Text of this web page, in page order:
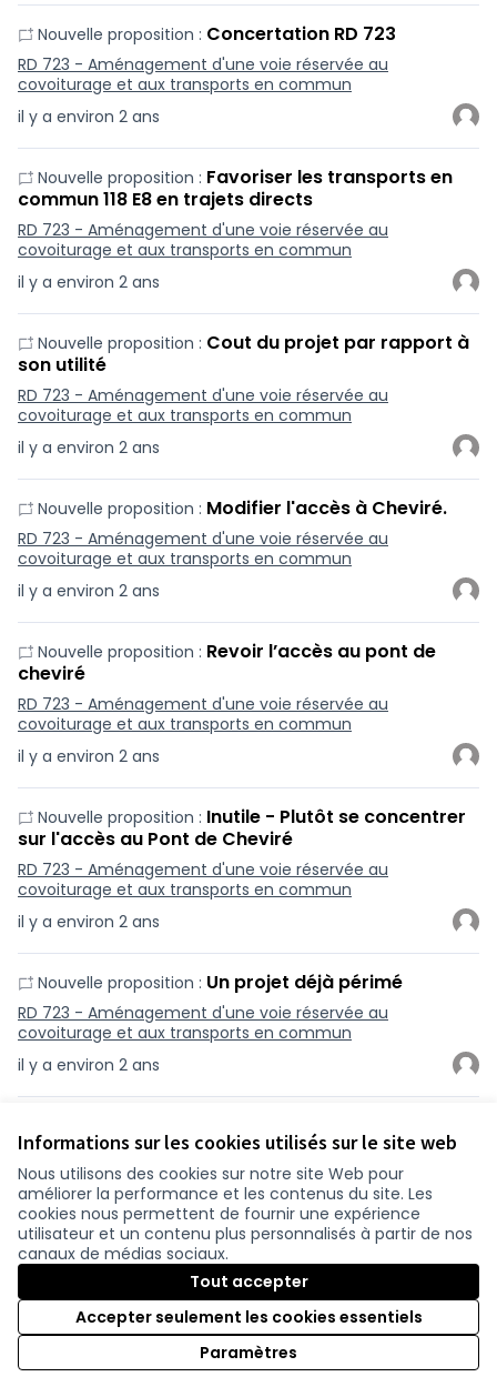
Informations sur les cookies utilisés sur le site web
Nous utilisons des cookies sur notre site Web pour
améliorer la performance et les contenus du site. Les
cookies nous permettent de fournir une expérience
utilisateur et un contenu plus personnalisés à partir de nos
canaux de médias sociaux.
Tout accepter
Accepter seulement les cookies essentiels
Paramètres
il y a environ 2 ans
Nouvelle proposition : Concertation RD 723
RD 723 - Aménagement d'une voie réservée au
covoiturage et aux transports en commun
il y a environ 2 ans
Nouvelle proposition : Favoriser les transports en
commun 118 E8 en trajets directs
RD 723 - Aménagement d'une voie réservée au
covoiturage et aux transports en commun
il y a environ 2 ans
Nouvelle proposition : Cout du projet par rapport à
son utilité
RD 723 - Aménagement d'une voie réservée au
covoiturage et aux transports en commun
il y a environ 2 ans
Nouvelle proposition : Modifier l'accès à Cheviré.
RD 723 - Aménagement d'une voie réservée au
covoiturage et aux transports en commun
il y a environ 2 ans
Nouvelle proposition : Revoir l’accès au pont de
cheviré
RD 723 - Aménagement d'une voie réservée au
covoiturage et aux transports en commun
il y a environ 2 ans
Nouvelle proposition : Inutile - Plutôt se concentrer
sur l'accès au Pont de Cheviré
RD 723 - Aménagement d'une voie réservée au
covoiturage et aux transports en commun
il y a environ 2 ans
Nouvelle proposition : Un projet déjà périmé
RD 723 - Aménagement d'une voie réservée au
covoiturage et aux transports en commun
il y a environ 2 ans
bourg de BLAIN
Itinéraire cyclable entre Blain (Saint-Émilien-de-Blain) et
Héric (L129)
Nouvelle proposition : Inutilité d'une voie de
covoiturage
RD 723 - Aménagement d'une voie réservée au
covoiturage et aux transports en commun